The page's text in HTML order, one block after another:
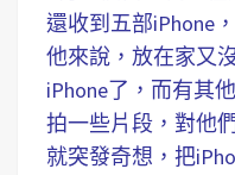
還收到五部iPhone
他來說，放在家又
iPhone了，而有其
拍一些片段，對他
就突發奇想，把